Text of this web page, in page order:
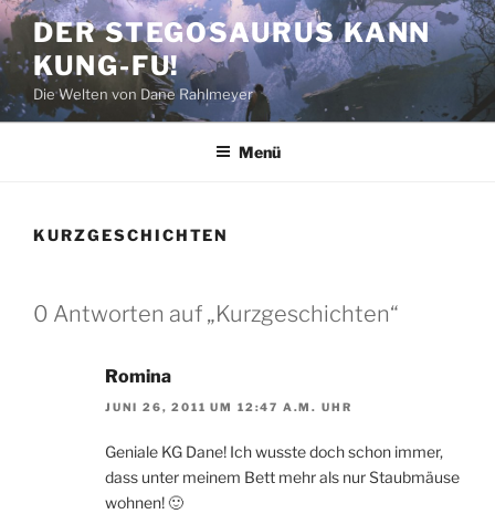
Zum
Inhalt
springen
DER STEGOSAURUS KANN
KUNG-FU!
Die Welten von Dane Rahlmeyer
Menü
KURZGESCHICHTEN
0 Antworten auf „Kurzgeschichten“
Romina
JUNI 26, 2011 UM 12:47 A.M. UHR
Geniale KG Dane! Ich wusste doch schon immer,
dass unter meinem Bett mehr als nur Staubmäuse
wohnen! 🙂